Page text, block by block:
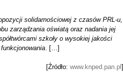
solidarnościowej z czasów PRL-u,
zarządzania oświatą oraz nadania jej
szkoły o wysokiej jakości
. […]
[Źródło: www.knped.pan.pl ]